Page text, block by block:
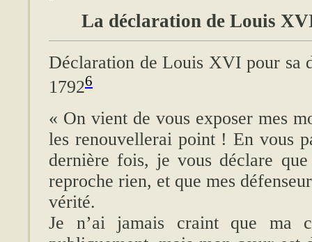
La déclaration de Louis
Déclaration de Louis XVI pour sa
17926
« On vient de vous exposer mes
les renouvellerai point ! En vous
dernière fois, je vous déclare
reproche rien, et que mes
vérité.
Je n’ai jamais craint que ma